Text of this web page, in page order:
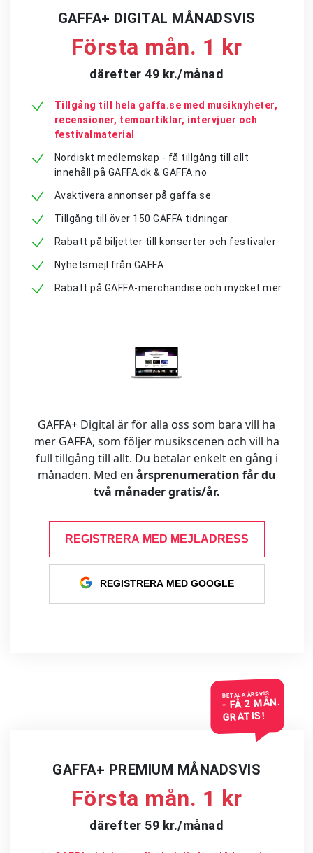
GAFFA+ DIGITAL MÅNADSVIS
Första mån. 1 kr
därefter 49 kr./månad
Tillgång till hela gaffa.se med musiknyheter,
recensioner, temaartiklar, intervjuer och
festivalmaterial
Nordiskt medlemskap - få tillgång till allt
innehåll på GAFFA.dk & GAFFA.no
Avaktivera annonser på gaffa.se
Tillgång till över 150 GAFFA tidningar
Rabatt på biljetter till konserter och festivaler
Nyhetsmejl från GAFFA
Rabatt på GAFFA-merchandise och mycket mer
GAFFA+ Digital är för alla oss som bara vill ha
mer GAFFA, som följer musikscenen och vill ha
full tillgång till allt. Du betalar enkelt en gång i
månaden. Med en årsprenumeration får du
två månader gratis/år.
REGISTRERA MED MEJLADRESS
REGISTRERA MED GOOGLE
BETALA ÅRSVIS
- FÅ 2 MÅN.
GRATIS!
GAFFA+ PREMIUM MÅNADSVIS
Första mån. 1 kr
därefter 59 kr./månad